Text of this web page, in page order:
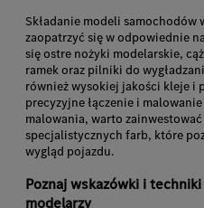
Składanie modeli
zaopatrzyć się w odpowiednie
się ostre nożyki modelarskie,
ramek oraz pilniki do
również wysokiej jakości kleje i
precyzyjne łączenie i
malowania, warto
specjalistycznych farb, które
wygląd pojazdu.
Poznaj wskazówki i
modelarzy